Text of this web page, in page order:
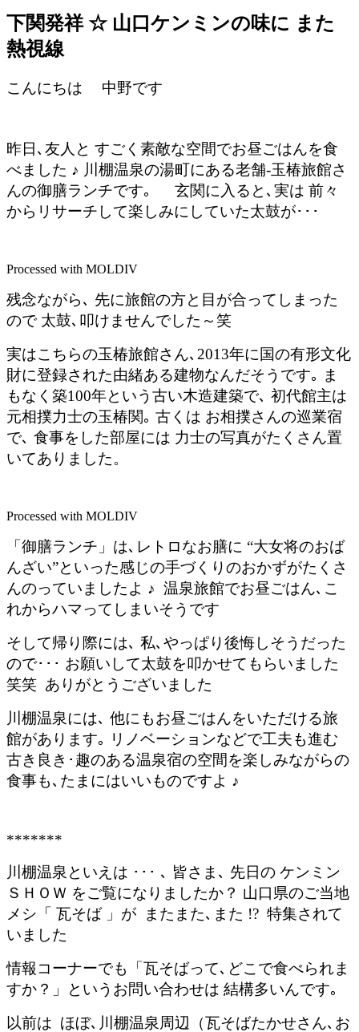
下関発祥 ☆ 山口ケンミンの味に また
熱視線
こんにちは 中野です
昨日､友人と すごく素敵な空間でお昼ごはんを食
べました ♪ 川棚温泉の湯町にある老舗-玉椿旅館さ
んの御膳ランチです｡ 玄関に入ると､実は 前々
からリサーチして楽しみにしていた太鼓が･･･
Processed with MOLDIV
残念ながら､ 先に旅館の方と目が合ってしまった
ので 太鼓､叩けませんでした～笑
実はこちらの玉椿旅館さん､2013年に国の有形文化
財に登録された由緒ある建物なんだそうです｡ ま
もなく築100年という古い木造建築で､ 初代館主は
元相撲力士の玉椿関｡ 古くは お相撲さんの巡業宿
で､ 食事をした部屋には 力士の写真がたくさん置
いてありました。
Processed with MOLDIV
「御膳ランチ」は､レトロなお膳に “大女将のおば
んざい”といった感じの手づくりのおかずがたくさ
んのっていましたよ ♪ 温泉旅館でお昼ごはん､こ
れからハマってしまいそうです
そして帰り際には､ 私､やっぱり後悔しそうだった
ので･･･ お願いして太鼓を叩かせてもらいました
笑笑 ありがとうございました
川棚温泉には､ 他にもお昼ごはんをいただける旅
館があります｡ リノベーションなどで工夫も進む
古き良き･趣のある温泉宿の空間を楽しみながらの
食事も､たまにはいいものですよ ♪
*******
川棚温泉といえは ･･･ ､ 皆さま､ 先日の ケンミン
ＳＨＯＷ をご覧になりましたか？ 山口県のご当地
メシ「 瓦そば 」が またまた､また !? 特集されて
いました
情報コーナーでも「瓦そばって､どこで食べられま
すか？」というお問い合わせは 結構多いんです｡
以前は ほぼ､川棚温泉周辺（瓦そばたかせさん､お